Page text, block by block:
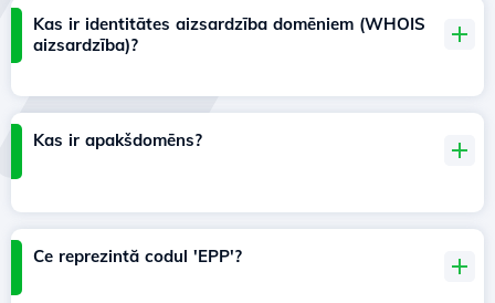
Kas ir identitātes aizsardzība domēniem (WHOIS
aizsardzība)?
Kas ir apakšdomēns?
Ce reprezintă codul 'EPP'?